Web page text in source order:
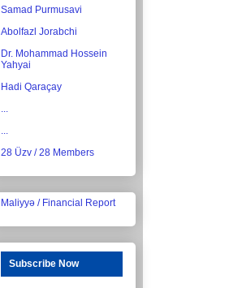
Samad Purmusavi
Abolfazl Jorabchi
Dr. Mohammad Hossein
Yahyai
Hadi Qaraçay
...
...
28 Üzv / 28 Members
Maliyyə / Financial Report
Subscribe Now